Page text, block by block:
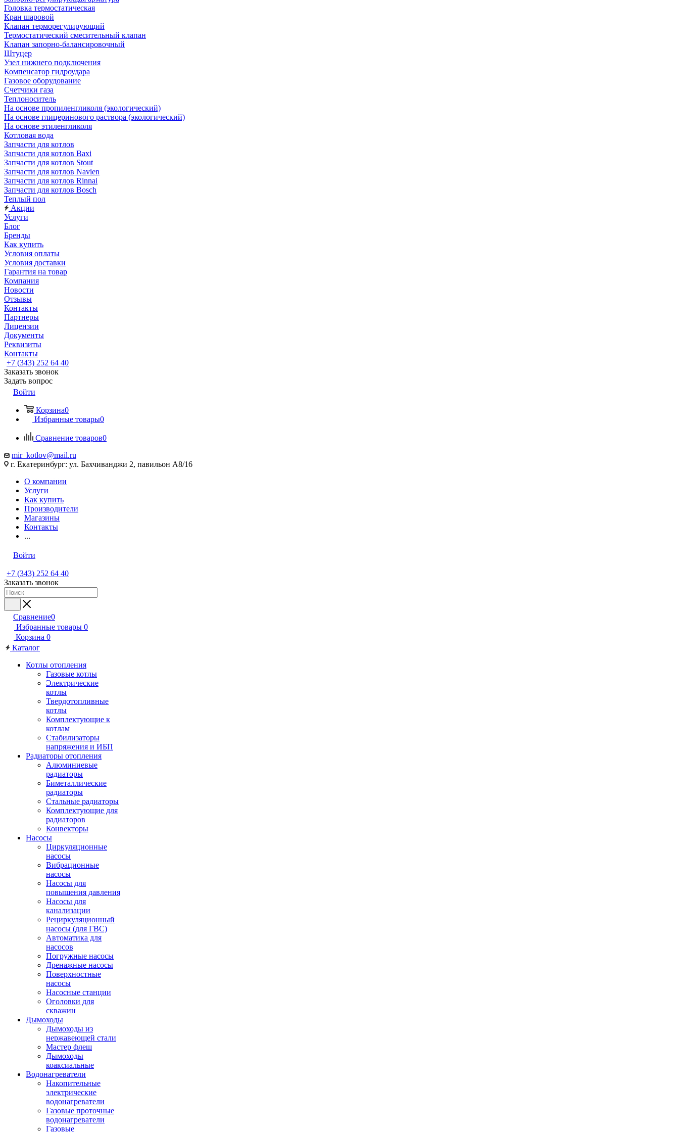
Головка термостатическая
Кран шаровой
Клапан терморегулирующий
Термостатический смесительный клапан
Клапан запорно-балансировочный
Штуцер
Узел нижнего подключения
Компенсатор гидроудара
Газовое оборудование
Счетчики газа
Теплоноситель
На основе пропиленгликоля (экологический)
На основе глицеринового раствора (экологический)
На основе этиленгликоля
Котловая вода
Запчасти для котлов
Запчасти для котлов Baxi
Запчасти для котлов Stout
Запчасти для котлов Navien
Запчасти для котлов Rinnai
Запчасти для котлов Bosch
Теплый пол
Акции
Услуги
Блог
Бренды
Как купить
Условия оплаты
Условия доставки
Гарантия на товар
Компания
Новости
Отзывы
Контакты
Партнеры
Лицензии
Документы
Реквизиты
Контакты
+7 (343) 252 64 40
Заказать звонок
Задать вопрос
Войти
Корзина0
Избранные товары0
Сравнение товаров0
mir_kotlov@mail.ru
г. Екатеринбург: ул. Бахчиванджи 2, павильон А8/16
О компании
Услуги
Как купить
Производители
Магазины
Контакты
...
Войти
+7 (343) 252 64 40
Заказать звонок
Сравнение0
Избранные товары 0
Корзина 0
Каталог
Котлы отопления
Газовые котлы
Электрические
котлы
Твердотопливные
котлы
Комплектующие к
котлам
Стабилизаторы
напряжения и ИБП
Радиаторы отопления
Алюминиевые
радиаторы
Биметаллические
радиаторы
Стальные радиаторы
Комплектующие для
радиаторов
Конвекторы
Насосы
Циркуляционные
насосы
Вибрационные
насосы
Насосы для
повышения давления
Насосы для
канализации
Рециркуляционный
насосы (для ГВС)
Автоматика для
насосов
Погружные насосы
Дренажные насосы
Поверхностные
насосы
Насосные станции
Оголовки для
скважин
Дымоходы
Дымоходы из
нержавеющей стали
Мастер флеш
Дымоходы
коаксиальные
Водонагреватели
Накопительные
электрические
водонагреватели
Газовые проточные
водонагреватели
Газовые